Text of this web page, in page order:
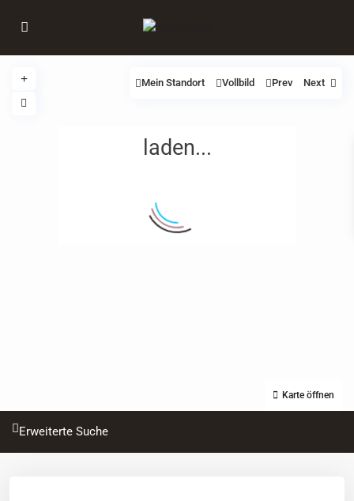
laden...
Karte öffnen
Mein Standort Vollbild Prev Next
Erweiterte Suche